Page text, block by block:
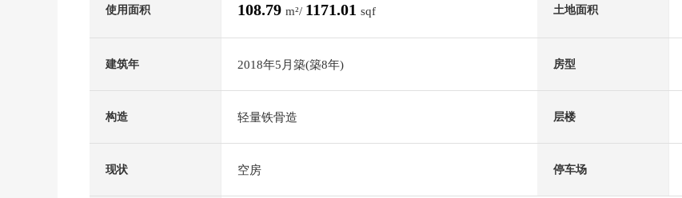
使用面积 108.79 m²/ 1171.01 sqf 土地面积
建筑年 2018年5月築(築8年) 房型
构造 轻量铁骨造 层楼
现状 空房 停车场